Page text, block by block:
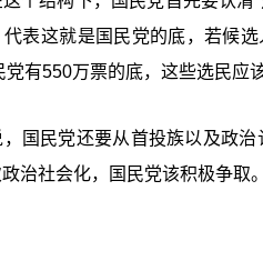
表这就是国民党的底，若候
有550万票的底，这些选民应
国民党还要从首投族以及政
治社会化，国民党该积极争取。